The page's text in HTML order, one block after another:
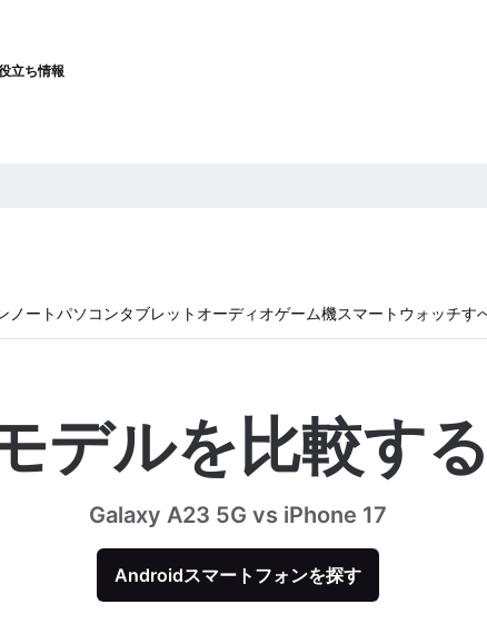
立ち情報
ノートパソコンタブレット オーディオゲーム機スマートウォッチす
デルを比較す
Galaxy A23 5G vs iPhone 17
Androidスマートフォンを探す